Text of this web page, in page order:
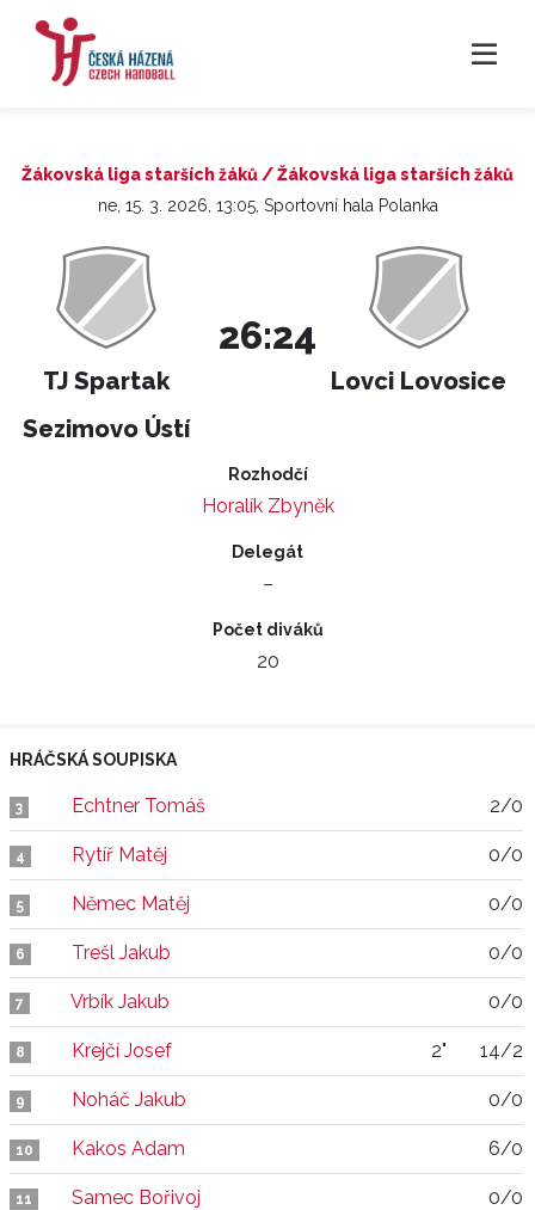
Žákovská liga starších žáků / Žákovská liga starších žáků
ne, 15. 3. 2026, 13:05, Sportovní hala Polanka
TJ Spartak
Sezimovo Ústí
26:24
Lovci Lovosice
Rozhodčí
Horalík Zbyněk
Delegát
–
Počet diváků
20
HRÁČSKÁ SOUPISKA
3 Echtner Tomáš 2/0
4 Rytíř Matěj 0/0
5 Němec Matěj 0/0
6 Trešl Jakub 0/0
7 Vrbík Jakub 0/0
8 Krejčí Josef 2" 14/2
9 Noháč Jakub 0/0
10 Kakos Adam 6/0
11 Samec Bořivoj 0/0